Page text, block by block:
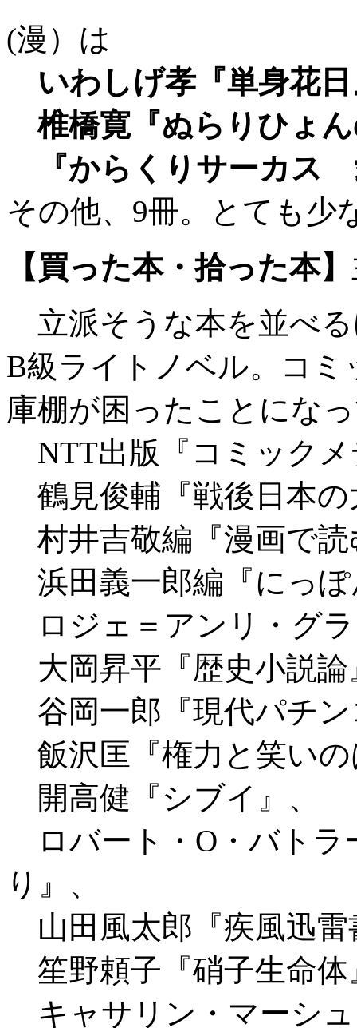
(漫）は
いわしげ孝『単身花
椎橋寛『ぬらりひょ
『からくりサーカス
その他、9冊。とても少
【買った本・拾った本】
立派そうな本を並べ
B級ライトノベル。コ
庫棚が困ったことにな
NTT出版『コミックメ
鶴見俊輔『戦後日本の
村井吉敬編『漫画で読
浜田義一郎編『にっぽ
ロジェ＝アンリ・グ
大岡昇平『歴史小説論
谷岡一郎『現代パチン
飯沢匡『権力と笑いの
開高健『シブイ』、
ロバート・O・バトラ
り』、
山田風太郎『疾風迅雷
笙野頼子『硝子生命体
キャサリン・マーシ